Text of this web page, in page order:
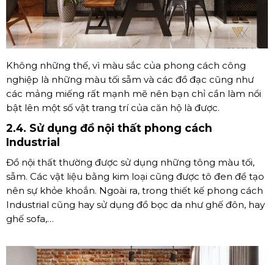
Không những thế, vì màu sắc của phong cách công
nghiệp là những màu tối sẫm và các đồ đạc cũng như
các mảng miếng rất mạnh mẽ nên bạn chỉ cần làm nổi
bật lên một số vật trang trí của căn hộ là được.
2.4. Sử dụng đồ nội thất phong cách
Industrial
Đồ nội thất thường được sử dụng những tông màu tối,
sẫm. Các vật liệu bằng kim loại cũng được tô đen để tạo
nên sự khỏe khoắn. Ngoài ra, trong thiết kế phong cách
Industrial cũng hay sử dụng đồ bọc da như ghế đôn, hay
ghế sofa,…